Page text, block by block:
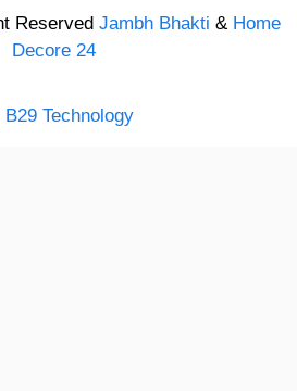
Reserved Jambh Bhakti & Home
Decore 24
B29 Technology